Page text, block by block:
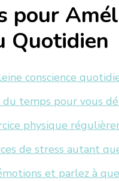
pour
Quotidien
conscience
du temps pour vous
physique
de stress autant
et parlez à